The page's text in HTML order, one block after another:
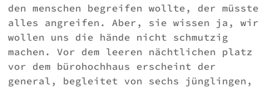
den menschen begreifen wollte, der müsste
alles angreifen. Aber, sie wissen ja, wir
wollen uns die hände nicht schmutzig
machen. Vor dem leeren nächtlichen platz
vor dem bürohochhaus erscheint der
general, begleitet von sechs jünglingen,